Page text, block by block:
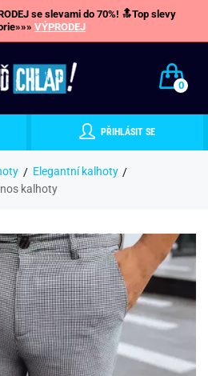
se slevami do 70%! 🔝Top slevy
VÝPRODEJ
0
PŘIHLÁSIT SE
Elegantní kalhoty
kalhoty